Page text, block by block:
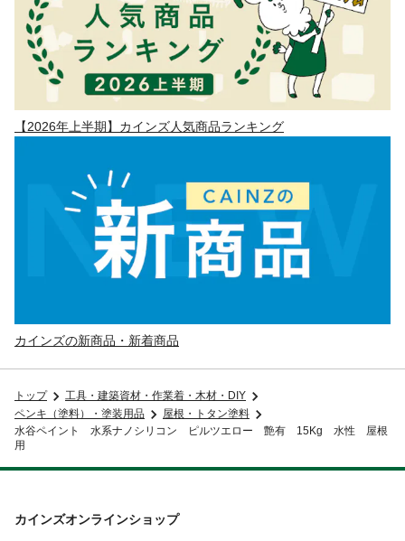
【2026年上半期】カインズ人気商品ランキング
カインズの新商品・新着商品
トップ
工具・建築資材・作業着・木材・DIY
ペンキ（塗料）・塗装用品
屋根・トタン塗料
水谷ペイント 水系ナノシリコン ピルツエロー 艶有 15Kg 水性 屋根
用
カインズオンラインショップ